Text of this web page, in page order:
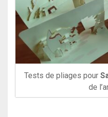
Tests de pliages pour
de